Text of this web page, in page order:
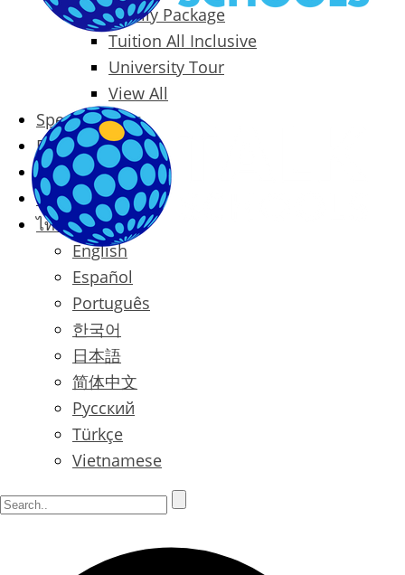
Family Package
Tuition All Inclusive
University Tour
View All
Special Offers
Prices
Blog
Contact
ไทย
English
Español
Português
한국어
日本語
简体中文
Русский
Türkçe
Vietnamese